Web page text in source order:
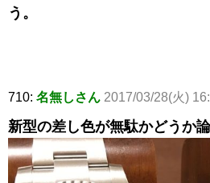
う。
710: 名無しさん 2017/03/28(火)
新型の差し色が無駄かどうか